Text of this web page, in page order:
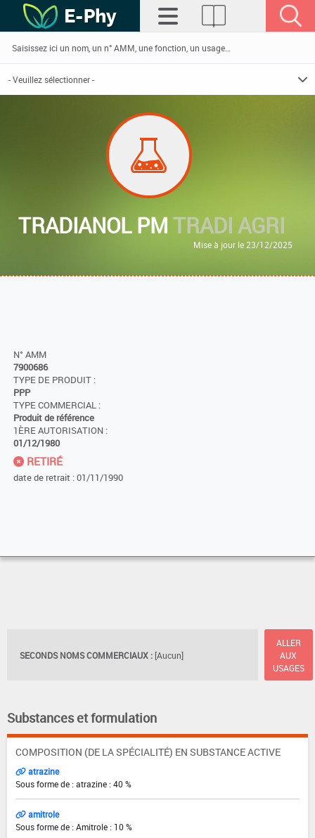
TRADIANOL PMTRADI AGRI
Mise à jour le 23/12/2025
N° AMM
7900686
TYPE DE PRODUIT :
PPP
TYPE COMMERCIAL :
Produit de référence
1ÈRE AUTORISATION :
01/12/1980
RETIRÉ
date de retrait : 01/11/1990
SECONDS NOMS COMMERCIAUX : [Aucun]
ALLER
AUX
USAGES
Substances et formulation
COMPOSITION (DE LA SPÉCIALITÉ) EN SUBSTANCE ACTIVE
atrazine
Sous forme de : atrazine : 40 %
amitrole
Sous forme de : Amitrole : 10 %